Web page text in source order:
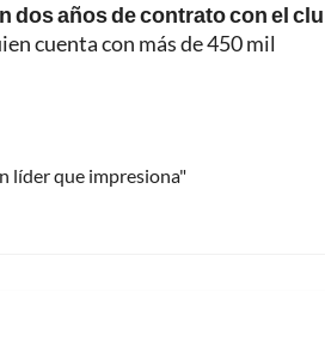
dos años de contrato con el
cuenta con más de 450 mil
líder que impresiona"